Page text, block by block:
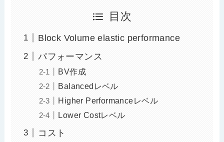
目次
Block Volume elastic performance
パフォーマンス
BV作成
Balancedレベル
Higher Performanceレベル
Lower Costレベル
コスト